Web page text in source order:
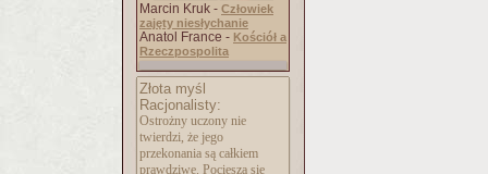
Marcin Kruk - Człowiek
zajęty niesłychanie
Anatol France - Kościół a
Rzeczpospolita
Złota myśl
Racjonalisty:
Ostrożny uczony nie
twierdzi, że jego
przekonania są całkiem
prawdziwe. Pociesza się